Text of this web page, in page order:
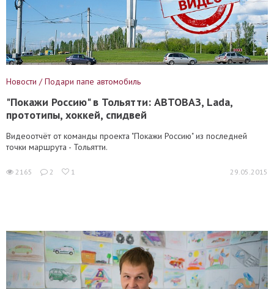
Новости / Подари папе автомобиль
"Покажи Россию" в Тольятти: АВТОВАЗ, Lada,
прототипы, хоккей, спидвей
Видеоотчёт от команды проекта "Покажи Россию" из последней
точки маршрута - Тольятти.
2165 2 1 29.05.2015